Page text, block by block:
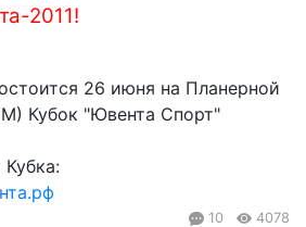
2011!
26 июня на Планерной
Кубок "Ювента Спорт"
10 4078